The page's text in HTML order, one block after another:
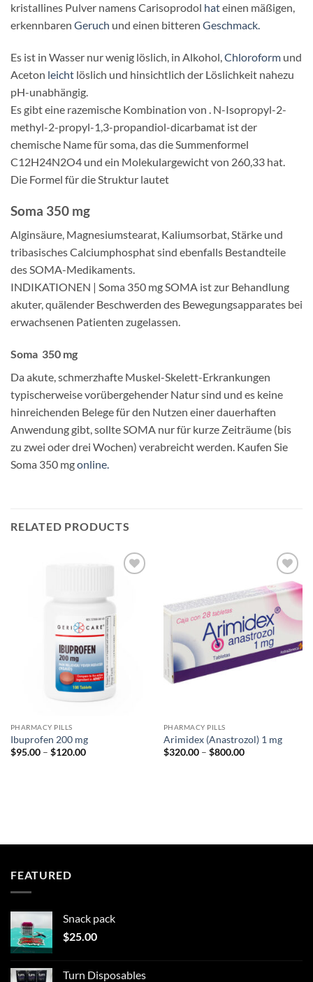
kristallines Pulver namens Carisoprodol hateinen mäßigen,
erkennbaren Geruch und einen bitteren Geschmack.
Es ist in Wasser nur wenig löslich, in Alkohol,Chloroform und
Aceton leicht löslich und hinsichtlich der Löslichkeit nahezu
pH-unabhängig.
Es gibt eine razemische Kombination von . N-Isopropyl-2-
methyl-2-propyl-1,3-propandiol-dicarbamat ist der
chemische Name für soma, das die Summenformel
C12H24N2O4 und ein Molekulargewicht von 260,33 hat.
Die Formel für die Struktur lautet
Soma 350 mg
Alginsäure, Magnesiumstearat, Kaliumsorbat, Stärke und
tribasisches Calciumphosphat sind ebenfalls Bestandteile
des SOMA-Medikaments.
INDIKATIONEN | Soma 350 mg SOMA ist zur Behandlung
akuter, quälender Beschwerden des Bewegungsapparates bei
erwachsenen Patienten zugelassen.
Soma 350 mg
Da akute, schmerzhafte Muskel-Skelett-Erkrankungen
typischerweise vorübergehender Natur sind und es keine
hinreichenden Belege für den Nutzen einer dauerhaften
Anwendung gibt, sollte SOMA nur für kurze Zeiträume (bis
zu zwei oder drei Wochen) verabreicht werden. Kaufen Sie
Soma 350 mgonline.
RELATED PRODUCTS
PHARMACY PILLS
Ibuprofen 200 mg
$95.00 – $120.00Price
Add to
wishlist
PHARMACY PILLS
Arimidex (Anastrozol) 1 mg
$320.00 – $800.00Price
FEATURED
Snack pack
$25.00
Turn Disposables